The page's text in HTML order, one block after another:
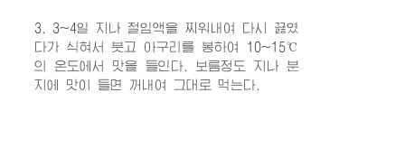
3. 3~4일 지나 절임액을 찌워내여 다시 끓였
다가 식혀서 붓고 아구리를 봉하여 10~15℃
의 온도에서 맛을 들인다. 보름정도 지나 분
지에 맛이 들면 꺼내여 그대로 먹는다.